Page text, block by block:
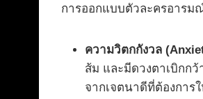
การออกแบบตัวละครอารม
ความวิตกกังวล
ส้ม และมีดวงตาเบิกก
จากเจตนาดีที่ต้องการ